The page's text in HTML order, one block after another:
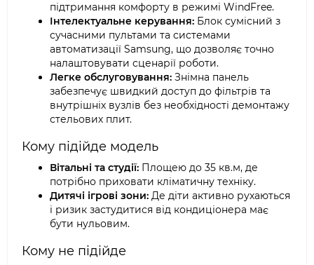
підтримання комфорту в режимі WindFree.
Інтелектуальне керування: Блок сумісний з
сучасними пультами та системами
автоматизації Samsung, що дозволяє точно
налаштовувати сценарії роботи.
Легке обслуговування: Знімна панель
забезпечує швидкий доступ до фільтрів та
внутрішніх вузлів без необхідності демонтажу
стельових плит.
Кому підійде модель
Вітальні та студії: Площею до 35 кв.м, де
потрібно приховати кліматичну техніку.
Дитячі ігрові зони: Де діти активно рухаються
і ризик застудитися від кондиціонера має
бути нульовим.
Кому не підійде